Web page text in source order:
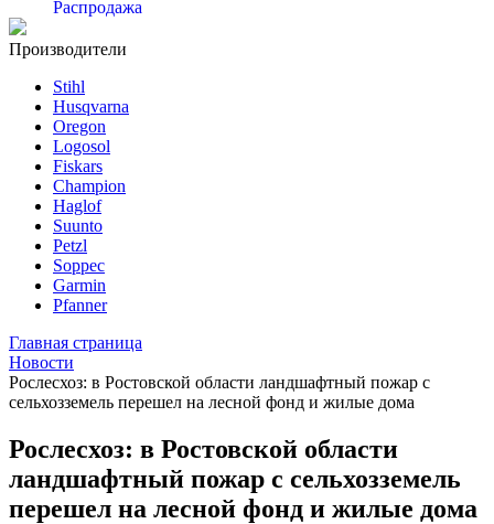
Производители
Stihl
Husqvarna
Oregon
Logosol
Fiskars
Champion
Haglof
Suunto
Petzl
Soppec
Garmin
Pfanner
Главная страница
Новости
Рослесхоз: в Ростовской области ландшафтный пожар с
сельхозземель перешел на лесной фонд и жилые дома
Рослесхоз: в Ростовской области
ландшафтный пожар с сельхозземель
перешел на лесной фонд и жилые дома